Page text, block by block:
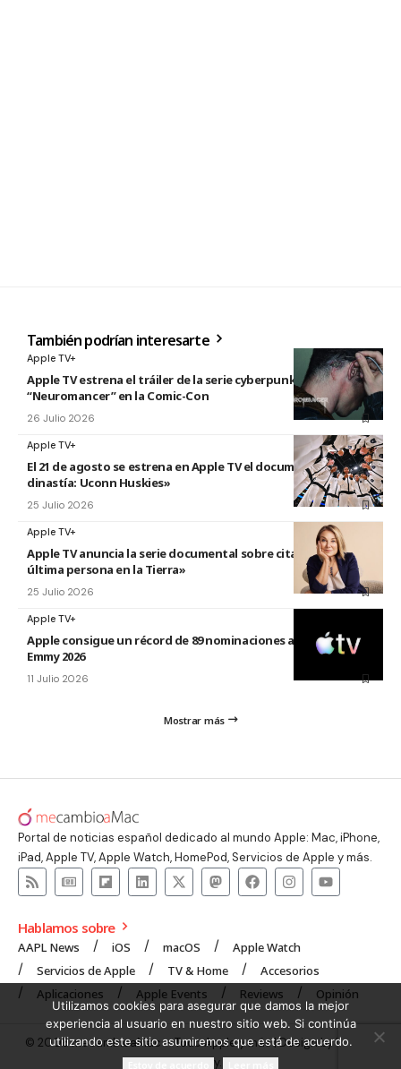
También podrían interesarte
Apple TV+
Apple TV estrena el tráiler de la serie cyberpunk
“Neuromancer” en la Comic-Con
26 Julio 2026
Apple TV+
El 21 de agosto se estrena en Apple TV el documental «La
dinastía: Uconn Huskies»
25 Julio 2026
Apple TV+
Apple TV anuncia la serie documental sobre citas titulada «La
última persona en la Tierra»
25 Julio 2026
Apple TV+
Apple consigue un récord de 89 nominaciones a los premios
Emmy 2026
11 Julio 2026
Mostrar más
Portal de noticias español dedicado al mundo Apple: Mac, iPhone,
iPad, Apple TV, Apple Watch, HomePod, Servicios de Apple y más.
Hablamos sobre
AAPL News iOS macOS
Apple Watch
Servicios de Apple
TV & Home
Accesorios
Aplicaciones
Apple Events Reviews Opinión
© 2008 mecambioaMac – Todo Apple y más | Design byUNXON
Agency.
Utilizamos cookies para asegurar que damos la mejor
experiencia al usuario en nuestro sitio web. Si continúa
utilizando este sitio asumiremos que está de acuerdo.